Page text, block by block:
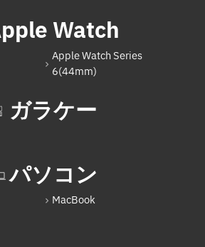
6-7世代）
6(44mm)
Watch
Apple Watch Series
6(44mm)
ガラケー
パソコン
MacBook